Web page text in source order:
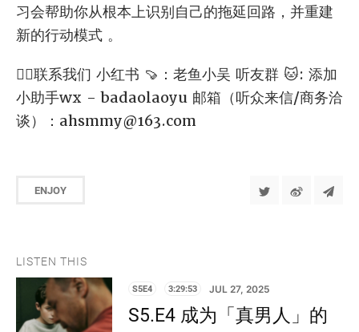
习会帮助你从根本上识别自己的拖延回路，并重建
新的行动模式 。
✍🏻联系我们 小红书 🍠：老鱼小吴 听友群 🐱: 添加
小助手wx - badaolaoyu 邮箱（听众来信/商务洽
谈）： ahsmmy@163.com
ENJOY
LISTEN THIS
S5E4 3:29:53 JUL 27, 2025
S5.E4 成为「真男人」的